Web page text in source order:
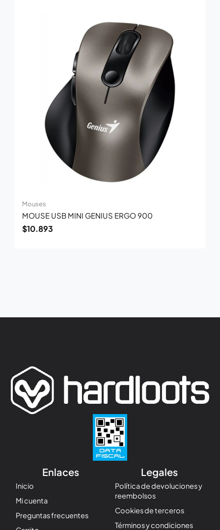
Mouses
MOUSE USB MINI GENIUS ERGO 900
$10.893
Enlaces
Inicio
Mi cuenta
Preguntas frecuentes
Legales
Política de devoluciones y
reembolsos
Cookies de terceros
Términos y condiciones